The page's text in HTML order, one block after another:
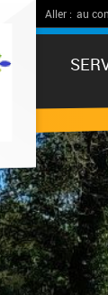
Aller : au